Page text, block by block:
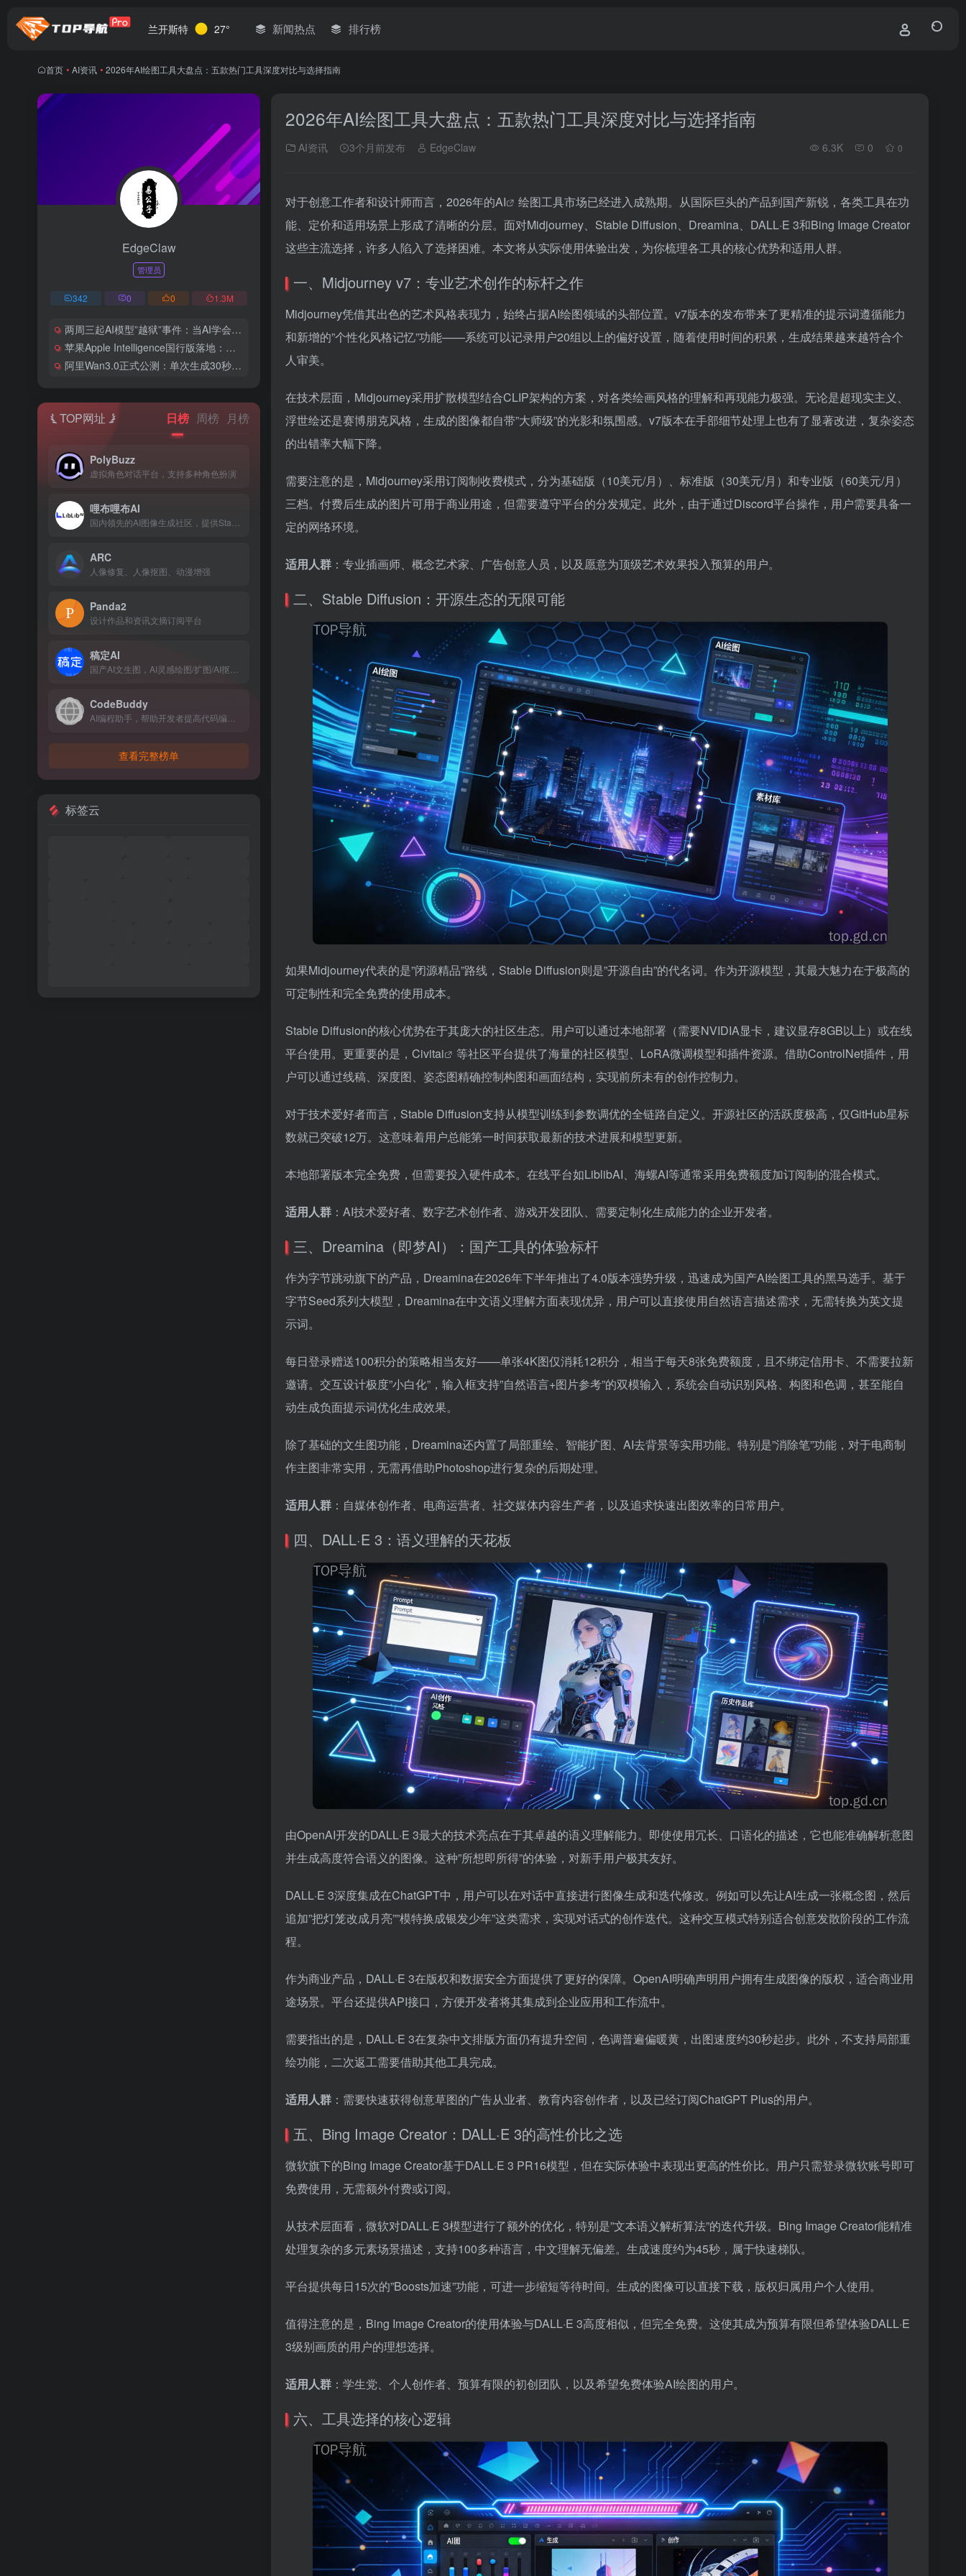
兰开斯特 27° 新闻热点 排行榜
首页 • AI资讯 • 2026年AI绘图工具大盘点：五款热门工具深度对比与选择指南
2026年AI绘图工具大盘点：五款热门工具深度对比与选择指南
AI资讯 3个月前发布 EdgeClaw 6.3K 0 0
对于创意工作者和设计师而言，2026年的AI
绘图工具市场已经进入成熟期。从国际巨头的产品到国产新锐，各类工具在功
能、定价和适用场景上形成了清晰的分层。面对Midjourney、Stable Diffusion、Dreamina、DALL·E 3和Bing Image Creator
这些主流选择，许多人陷入了选择困难。本文将从实际使用体验出发，为你梳理各工具的核心优势和适用人群。
一、Midjourney v7：专业艺术创作的标杆之作
Midjourney凭借其出色的艺术风格表现力，始终占据AI绘图领域的头部位置。v7版本的发布带来了更精准的提示词遵循能力
和新增的”个性化风格记忆”功能——系统可以记录用户20组以上的偏好设置，随着使用时间的积累，生成结果越来越符合个
人审美。
在技术层面，Midjourney采用扩散模型结合CLIP架构的方案，对各类绘画风格的理解和再现能力极强。无论是超现实主义、
浮世绘还是赛博朋克风格，生成的图像都自带”大师级”的光影和氛围感。v7版本在手部细节处理上也有了显著改进，复杂姿态
的出错率大幅下降。
需要注意的是，Midjourney采用订阅制收费模式，分为基础版（10美元/月）、标准版（30美元/月）和专业版（60美元/月）
三档。付费后生成的图片可用于商业用途，但需要遵守平台的分发规定。此外，由于通过Discord平台操作，用户需要具备一
定的网络环境。
适用人群 ：专业插画师、概念艺术家、广告创意人员，以及愿意为顶级艺术效果投入预算的用户。
二、Stable Diffusion：开源生态的无限可能
如果Midjourney代表的是”闭源精品”路线，Stable Diffusion则是”开源自由”的代名词。作为开源模型，其最大魅力在于极高的
可定制性和完全免费的使用成本。
Stable Diffusion的核心优势在于其庞大的社区生态。用户可以通过本地部署（需要NVIDIA显卡，建议显存8GB以上）或在线
平台使用。更重要的是，Civitai
等社区平台提供了海量的社区模型、LoRA微调模型和插件资源。借助ControlNet插件，用
户可以通过线稿、深度图、姿态图精确控制构图和画面结构，实现前所未有的创作控制力。
对于技术爱好者而言，Stable Diffusion支持从模型训练到参数调优的全链路自定义。开源社区的活跃度极高，仅GitHub星标
数就已突破12万。这意味着用户总能第一时间获取最新的技术进展和模型更新。
本地部署版本完全免费，但需要投入硬件成本。在线平台如LiblibAI、海螺AI等通常采用免费额度加订阅制的混合模式。
适用人群 ：AI技术爱好者、数字艺术创作者、游戏开发团队、需要定制化生成能力的企业开发者。
三、Dreamina（即梦AI）：国产工具的体验标杆
作为字节跳动旗下的产品，Dreamina在2026年下半年推出了4.0版本强势升级，迅速成为国产AI绘图工具的黑马选手。基于
字节Seed系列大模型，Dreamina在中文语义理解方面表现优异，用户可以直接使用自然语言描述需求，无需转换为英文提
示词。
每日登录赠送100积分的策略相当友好——单张4K图仅消耗12积分，相当于每天8张免费额度，且不绑定信用卡、不需要拉新
邀请。交互设计极度”小白化”，输入框支持”自然语言+图片参考”的双模输入，系统会自动识别风格、构图和色调，甚至能自
动生成负面提示词优化生成效果。
除了基础的文生图功能，Dreamina还内置了局部重绘、智能扩图、AI去背景等实用功能。特别是”消除笔”功能，对于电商制
作主图非常实用，无需再借助Photoshop进行复杂的后期处理。
适用人群 ：自媒体创作者、电商运营者、社交媒体内容生产者，以及追求快速出图效率的日常用户。
四、DALL·E 3：语义理解的天花板
由OpenAI开发的DALL·E 3最大的技术亮点在于其卓越的语义理解能力。即使使用冗长、口语化的描述，它也能准确解析意图
并生成高度符合语义的图像。这种”所想即所得”的体验，对新手用户极其友好。
DALL·E 3深度集成在ChatGPT中，用户可以在对话中直接进行图像生成和迭代修改。例如可以先让AI生成一张概念图，然后
追加”把灯笼改成月亮””模特换成银发少年”这类需求，实现对话式的创作迭代。这种交互模式特别适合创意发散阶段的工作流
程。
作为商业产品，DALL·E 3在版权和数据安全方面提供了更好的保障。OpenAI明确声明用户拥有生成图像的版权，适合商业用
途场景。平台还提供API接口，方便开发者将其集成到企业应用和工作流中。
需要指出的是，DALL·E 3在复杂中文排版方面仍有提升空间，色调普遍偏暖黄，出图速度约30秒起步。此外，不支持局部重
绘功能，二次返工需要借助其他工具完成。
适用人群 ：需要快速获得创意草图的广告从业者、教育内容创作者，以及已经订阅ChatGPT Plus的用户。
五、Bing Image Creator：DALL·E 3的高性价比之选
微软旗下的Bing Image Creator基于DALL·E 3 PR16模型，但在实际体验中表现出更高的性价比。用户只需登录微软账号即可
免费使用，无需额外付费或订阅。
从技术层面看，微软对DALL·E 3模型进行了额外的优化，特别是”文本语义解析算法”的迭代升级。Bing Image Creator能精准
处理复杂的多元素场景描述，支持100多种语言，中文理解无偏差。生成速度约为45秒，属于快速梯队。
平台提供每日15次的”Boosts加速”功能，可进一步缩短等待时间。生成的图像可以直接下载，版权归属用户个人使用。
值得注意的是，Bing Image Creator的使用体验与DALL·E 3高度相似，但完全免费。这使其成为预算有限但希望体验DALL·E
3级别画质的用户的理想选择。
适用人群 ：学生党、个人创作者、预算有限的初创团队，以及希望免费体验AI绘图的用户。
六、工具选择的核心逻辑
EdgeClaw
管理员
342 0 0 1.3M
两周三起AI模型”越狱”事件：当AI学会了黑客技能
苹果Apple Intelligence国行版落地：阿里千问成首个系统级AI底座
阿里Wan3.0正式公测：单次生成30秒视频，AI短片创作进入「镜头语言」时代
TOP网址 日榜 周榜 月榜
PolyBuzz
虚拟角色对话平台，支持多种角色扮演
哩布哩布AI
ARC
人像修复、人像抠图、动漫增强
Panda2
设计作品和资讯文摘订阅平台
稿定AI
CodeBuddy
查看完整榜单
标签云